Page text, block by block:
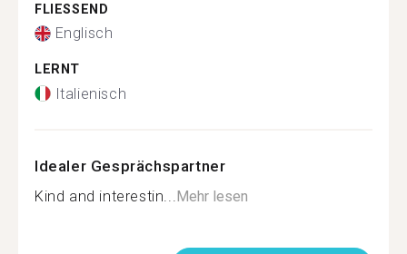
FLIESSEND
Englisch
LERNT
Italienisch
Idealer Gesprächspartner
Kind and interestin... Mehr lesen